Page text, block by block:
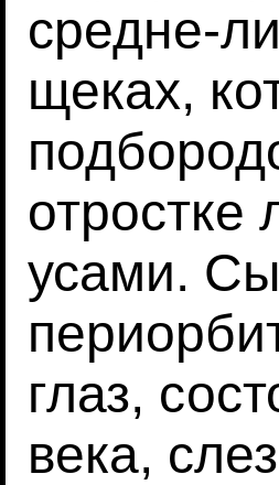
средне-
щеках,
отростке
усами.
глаз,
века,